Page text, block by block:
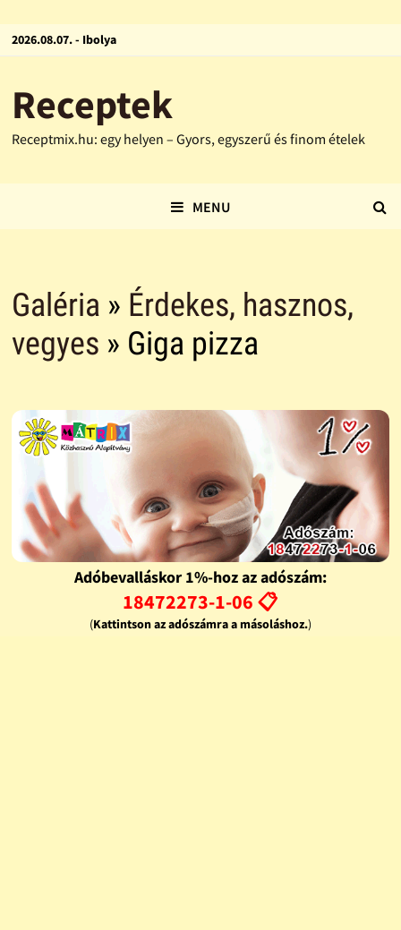
2026.08.07. - Ibolya
Receptek
Receptmix.hu: egy helyen – Gyors, egyszerű és finom ételek
MENU
Galéria » Érdekes, hasznos,
vegyes » Giga pizza
Adóbevalláskor 1%-hoz az adószám:
18472273-1-06 📋
(Kattintson az adószámra a másoláshoz.)